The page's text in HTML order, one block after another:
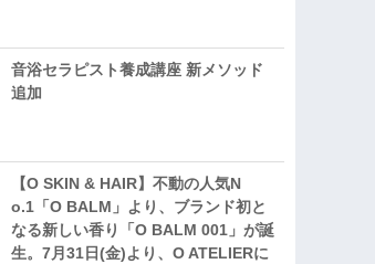
音浴セラピスト養成講座 新メソッド
追加
【O SKIN & HAIR】不動の人気N
o.1「O BALM」より、ブランド初と
なる新しい香り「O BALM 001」が誕
生。7月31日(金)より、O ATELIERに